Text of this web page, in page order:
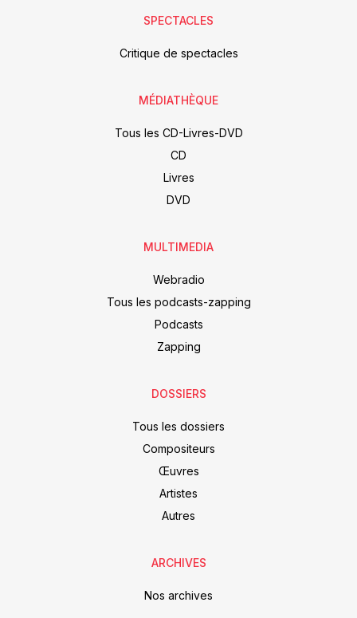
SPECTACLES
Critique de spectacles
MÉDIATHÈQUE
Tous les CD-Livres-DVD
CD
Livres
DVD
MULTIMEDIA
Webradio
Tous les podcasts-zapping
Podcasts
Zapping
DOSSIERS
Tous les dossiers
Compositeurs
Œuvres
Artistes
Autres
ARCHIVES
Nos archives